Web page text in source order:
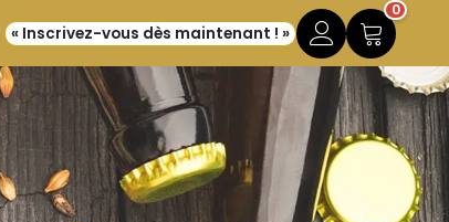
« Inscrivez-vous dès maintenant ! »
0